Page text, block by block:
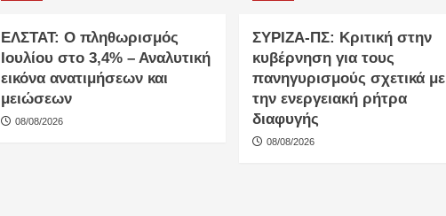
ΕΛΣΤΑΤ: Ο πληθωρισμός
Ιουλίου στο 3,4% – Αναλυτική
εικόνα ανατιμήσεων και
μειώσεων
08/08/2026
ΣΥΡΙΖΑ-ΠΣ: Κριτική στην
κυβέρνηση για τους
πανηγυρισμούς σχετικά με
την ενεργειακή ρήτρα
διαφυγής
08/08/2026